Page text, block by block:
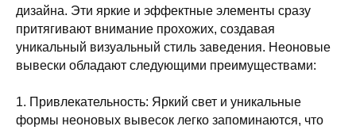
дизайна. Эти яркие и эффектные элементы сразу
притягивают внимание прохожих, создавая
уникальный визуальный стиль заведения. Неоновые
вывески обладают следующими преимуществами:
1. Привлекательность: Яркий свет и уникальные
формы неоновых вывесок легко запоминаются, что